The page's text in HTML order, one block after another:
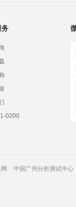
务
0200
中国广州分析测试中心